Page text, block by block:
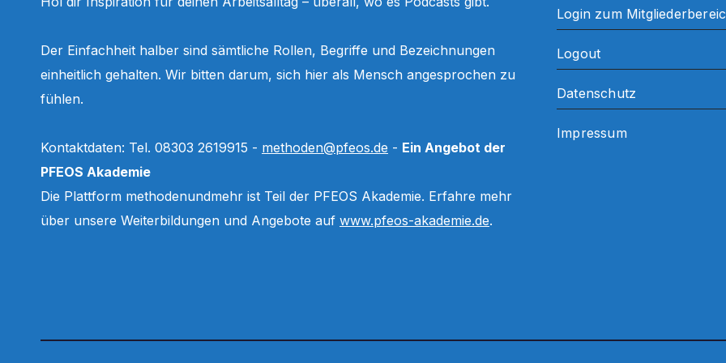
Der Einfachheit halber sind sämtliche Rollen, Begriffe und Bezeichnungen
einheitlich gehalten. Wir bitten darum, sich hier als Mensch angesprochen zu
fühlen.
Kontaktdaten: Tel. 08303 2619915 - methoden@pfeos.de - Ein Angebot der
PFEOS Akademie
Die Plattform methodenundmehr ist Teil der PFEOS Akademie. Erfahre mehr
über unsere Weiterbildungen und Angebote auf www.pfeos-akademie.de.
Login zum
Logout
Datenschutz
Impressum